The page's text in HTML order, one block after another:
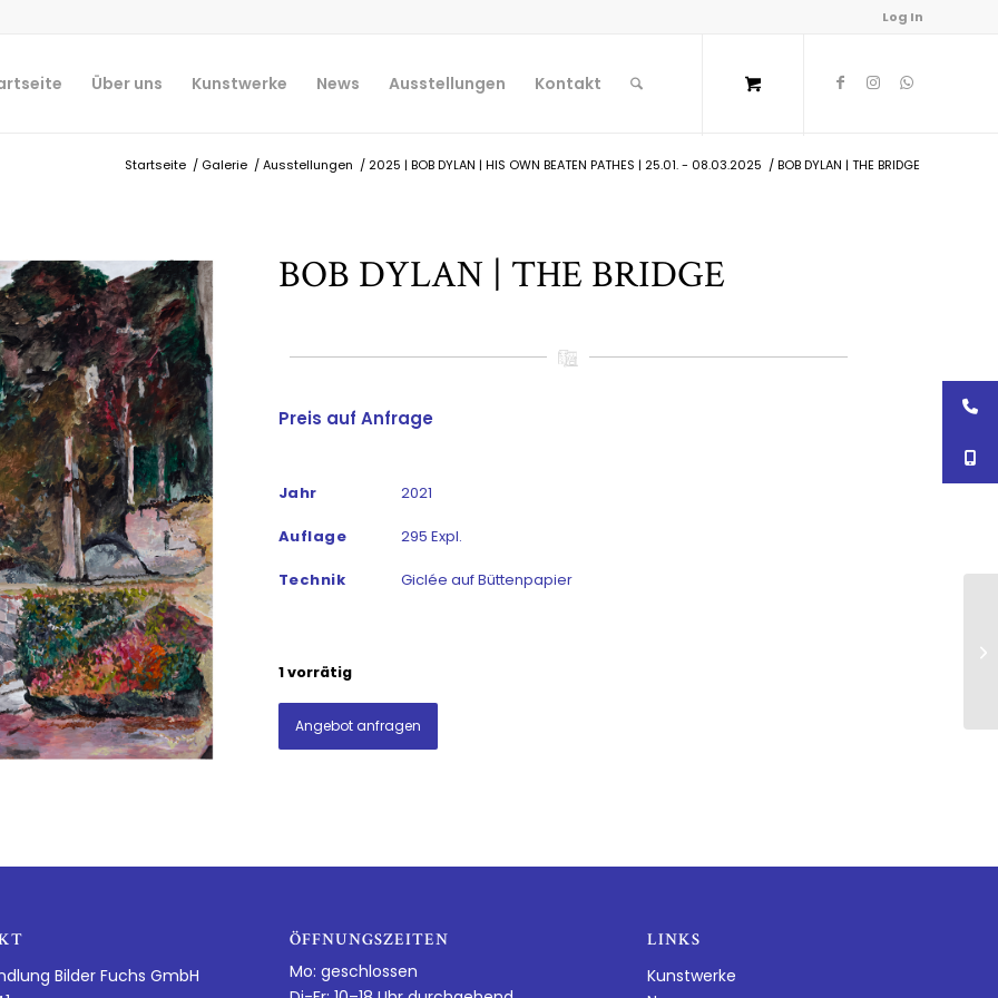
Log In
Über uns Kunstwerke News Ausstellungen Kontakt
Startseite / Galerie /Ausstellungen / 2025 | BOB DYLAN | HIS OWN BEATEN PATHES | 25.01. - 08.03.2025 /BOB DYLAN | THE BRIDGE
BOB DYLAN | THE BRIDGE
Preis auf Anfrage
Jahr 2021
Auflage 295 Expl.
Technik Giclée auf Büttenpapier
1 vorrätig
Angebot anfragen
Bilder Fuchs GmbH
ÖFFNUNGSZEITEN
Mo: geschlossen
LINKS
Kunstwerke